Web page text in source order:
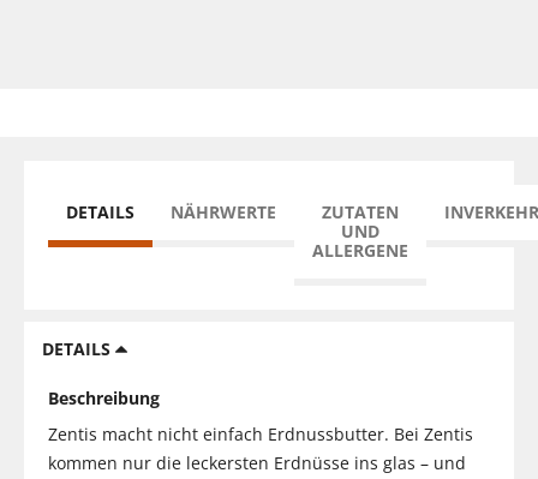
DETAILS NÄHRWERTE
ZUTATEN
UND
ALLERGENE
DETAILS
Beschreibung
Zentis macht nicht einfach Erdnussbutter. Bei Zentis
kommen nur die leckersten Erdnüsse ins glas – und